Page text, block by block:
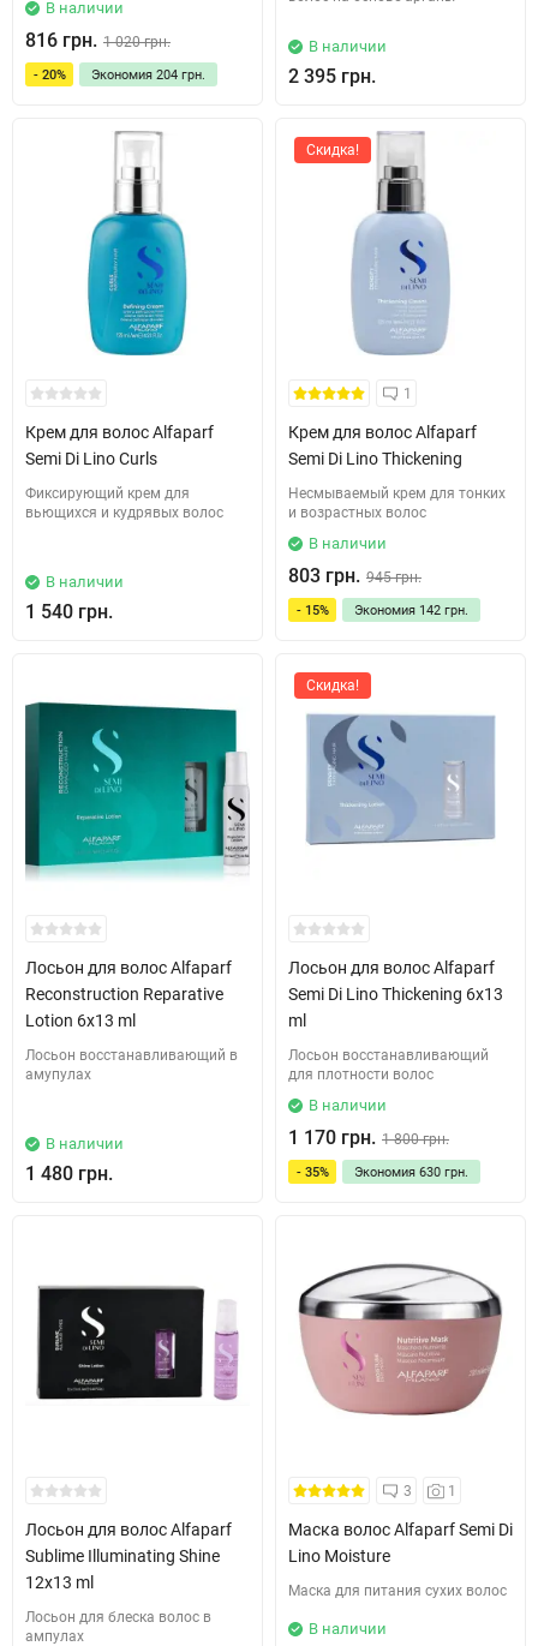
В наличии
816 грн. 1 020 грн.
- 20% Экономия 204 грн.
В наличии
2 395 грн.
Крем для волос Alfaparf
Semi Di Lino Curls
Фиксирующий крем для
вьющихся и кудрявых волос
В наличии
1 540 грн.
Скидка!
1
Крем для волос Alfaparf
Semi Di Lino Thickening
Несмываемый крем для тонких
и возрастных волос
В наличии
803 грн. 945 грн.
- 15% Экономия 142 грн.
Лосьон для волос Alfaparf
Reconstruction Reparative
Lotion 6x13 ml
Лосьон восстанавливающий в
амупулах
В наличии
1 480 грн.
Скидка!
Лосьон для волос Alfaparf
Semi Di Lino Thickening 6x13
ml
Лосьон восстанавливающий
для плотности волос
В наличии
1 170 грн. 1 800 грн.
- 35% Экономия 630 грн.
Лосьон для волос Alfaparf
Sublime Illuminating Shine
12х13 ml
Лосьон для блеска волос в
ампулах
3 1
Маска волос Alfaparf Semi Di
Lino Moisture
Маска для питания сухих волос
В наличии